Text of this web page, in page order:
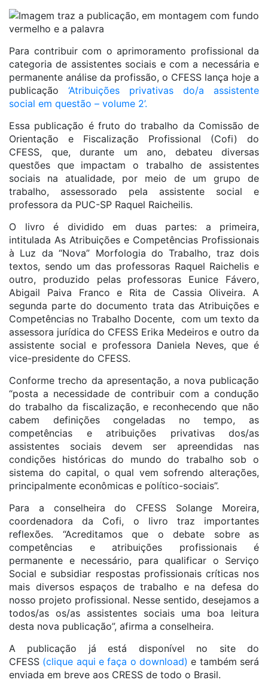
Para contribuir com o aprimoramento profissional da
categoria de assistentes sociais e com a necessária e
permanente análise da profissão, o CFESS lança hoje a
publicação ‘Atribuições privativas do/a assistente
social em questão – volume 2’.
Essa publicação é fruto do trabalho da Comissão de
Orientação e Fiscalização Profissional (Cofi) do
CFESS, que, durante um ano, debateu diversas
questões que impactam o trabalho de assistentes
sociais na atualidade, por meio de um grupo de
trabalho, assessorado pela assistente social e
professora da PUC-SP Raquel Raicheilis.
O livro é dividido em duas partes: a primeira,
intitulada As Atribuições e Competências Profissionais
à Luz da “Nova” Morfologia do Trabalho, traz dois
textos, sendo um das professoras Raquel Raichelis e
outro, produzido pelas professoras Eunice Fávero,
Abigail Paiva Franco e Rita de Cassia Oliveira. A
segunda parte do documento trata das Atribuições e
Competências no Trabalho Docente, com um texto da
assessora jurídica do CFESS Erika Medeiros e outro da
assistente social e professora Daniela Neves, que é
vice-presidente do CFESS.
Conforme trecho da apresentação, a nova publicação
“posta a necessidade de contribuir com a condução
do trabalho da fiscalização, e reconhecendo que não
cabem definições congeladas no tempo, as
competências e atribuições privativas dos/as
assistentes sociais devem ser apreendidas nas
condições históricas do mundo do trabalho sob o
sistema do capital, o qual vem sofrendo alterações,
principalmente econômicas e político-sociais”.
Para a conselheira do CFESS Solange Moreira,
coordenadora da Cofi, o livro traz importantes
reflexões. “Acreditamos que o debate sobre as
competências e atribuições profissionais é
permanente e necessário, para qualificar o Serviço
Social e subsidiar respostas profissionais críticas nos
mais diversos espaços de trabalho e na defesa do
nosso projeto profissional. Nesse sentido, desejamos a
todos/as os/as assistentes sociais uma boa leitura
desta nova publicação”, afirma a conselheira.
A publicação já está disponível no site do
CFESS (clique aqui e faça o download) e também será
enviada em breve aos CRESS de todo o Brasil.